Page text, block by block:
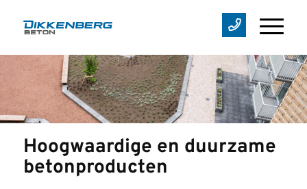
Hoogwaardige en duurzame
betonproducten